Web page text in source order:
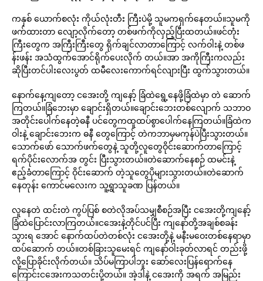
ကနှစ် ယောက်စလုံး ကိုယ်လုံးတီး ကြီးပဲမို့ သူမကရှက်နေတယ်။သူမကို
ဖက်ထားတာ လျော့လိုက်တော့ တစ်ဖက်ကိုလှည့်ပြီးထတယ်။ဖင်တုံး
ကြီးတွေက အကြီးကြီးတွေ ရိုက်ချင်လာတာကြောင့် လက်ဝါးနဲ့ တစ်ဖ
န်းဖန်း အသံထွက်အောင်ရိုက်ပေးလိုက် တယ်။အာ အကိုကြီးကလည်း
ဆိုပြီးတင်ပါးလေးပွတ် ထမီလေးကောက်ရင်လျားပြီး ထွက်သွားတယ်။
နောက်နေ့ကျတော့ ငအေးတို့ ကျနော့် ခြံထဲရွေ့နေဖို့ခြံထဲမှာ တဲ ဆောက်
ကြတယ်။ခြံဘေးမှာ ချောင်းရှိတယ်။ချောင်းဘေးတစ်လျောက် သဘာဝ
အတိုင်းပေါက်နေတဲ့ဓနီ ပင်တွေကထူထပ်စွာပေါက်နေကြတယ်။ခြံထဲက
ဝါးနဲ့ ချောင်းဘေးက ဓနီ တွေကြောင့် တဲကဘာမှမကုန်ပဲပြီးသွားတယ်။
သောက်ဖော် သောက်ဖက်တွေနဲ့ သူတို့လူတွေဝိုင်းဆောက်တာကြောင့်
ရက်ပိုင်းလောက်အ တွင်း ပြီးသွားတယ်။တဲဆောက်နေစဉ် ထမင်းနဲ့
ဧည့်ခံတာကြောင့် ဝိုင်းဆောက် တဲ့သူတွေပိုများသွားတယ်။တဲဆောက်
နေတုန်း ကောင်မလေးက သူ့ရွာသူခဏ ပြန်တယ်။
လူနေတဲ ထင်းတဲ ကွပ်ပြစ် စတဲလိုအပ်သမျှစီစဉ်အပြီး ငအေးတို့ကျနော့်
ခြံထဲပြောင်းလာကြတယ်။ငအေးနဲ့တိုင်ပင်ပြီး ကျနော်တို့အချစ်စခန်း
သွားရ အောင် နောက်ထပ်တဲတစ်လုံး ငအေးတို့နဲ့ မနီးမဝေးတစ်နေရာမှာ
ထပ်ဆောက် တယ်။တစ်ခြားသူမေးရင် ကျနော်ဝါးခုတ်လာရင် တည်းဖို့
လို့ပြောခိုင်းလိုက်တယ်။ သိပ်မကြာပါဘူး ဆော်လေးပြန်ရောက်နေ
ကြောင်းငအေးကသတင်းပို့တယ်။ အဲ့ဒါနဲ့ ငအေးကို အရက် အမြည်း